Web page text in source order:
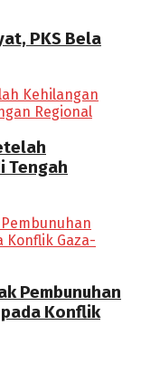
PKS Bela
Tengah
Pembunuhan
Konflik